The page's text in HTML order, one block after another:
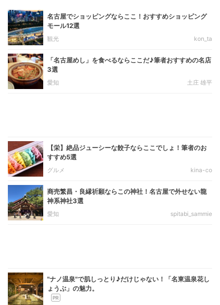
名古屋でショッピングならここ！おすすめショッピング
モール12選
観光 kon_ta
「名古屋めし」を食べるならここだ♪筆者おすすめの名店
3選
愛知 土庄 雄平
【栄】絶品ジューシーな餃子ならここでしょ！筆者のお
すすめ5選
グルメ kina-co
商売繁昌・良縁祈願ならこの神社！名古屋で外せない龍
神系神社3選
愛知 spitabi_sammie
"ナノ温泉"で肌しっとり♪だけじゃない！「名東温泉花し
ょうぶ」の魅力。